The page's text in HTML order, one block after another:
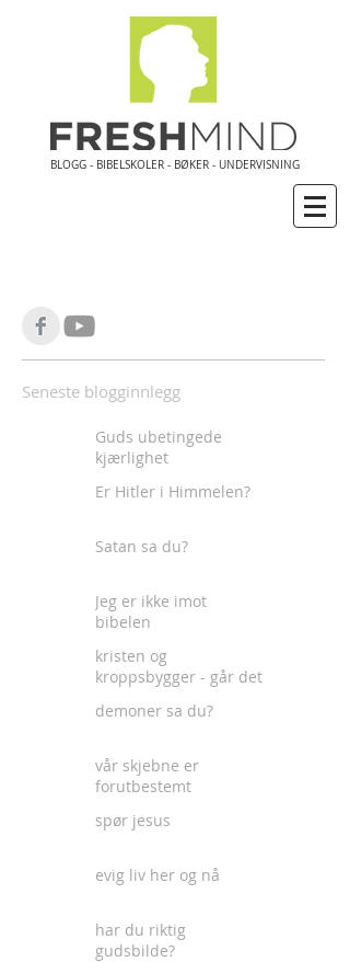
BLOGG - BIBELSKOLER - BØKER - UNDERVISNING
Seneste blogginnlegg
Guds ubetingede
kjærlighet
Er Hitler i Himmelen?
Satan sa du?
Jeg er ikke imot
bibelen
kristen og
kroppsbygger - går det
demoner sa du?
vår skjebne er
forutbestemt
spør jesus
evig liv her og nå
har du riktig
gudsbilde?